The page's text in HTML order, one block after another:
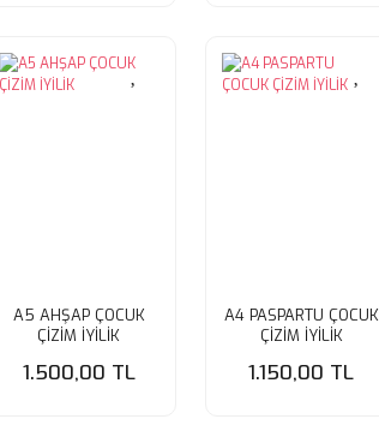
A5 AHŞAP ÇOCUK
ÇİZİM İYİLİK
1.500,00 TL
A4 PASPARTU ÇOCUK
ÇİZİM İYİLİK
1.150,00 TL